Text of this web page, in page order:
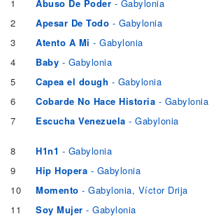
1 Abuso De Poder - Gabylonia
2
Apesar De Todo - Gabylonia
3
Atento A Mi - Gabylonia
4
Baby - Gabylonia
5
Capea el dough - Gabylonia
6
Cobarde No Hace Historia - Gabylonia
7
Escucha Venezuela - Gabylonia
8 H1n1 - Gabylonia
9
Hip Hopera - Gabylonia
10
Momento - Gabylonia, Víctor Drija
11
Soy Mujer - Gabylonia